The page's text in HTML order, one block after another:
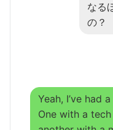
なる
の？
Yeah, I’ve had
One with a